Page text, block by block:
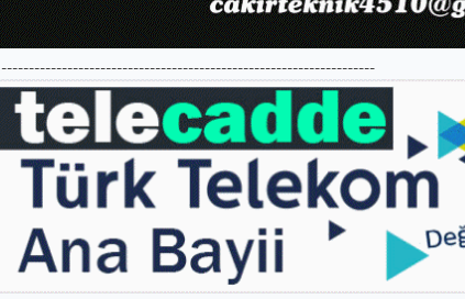
--------------------------------------------------------------------